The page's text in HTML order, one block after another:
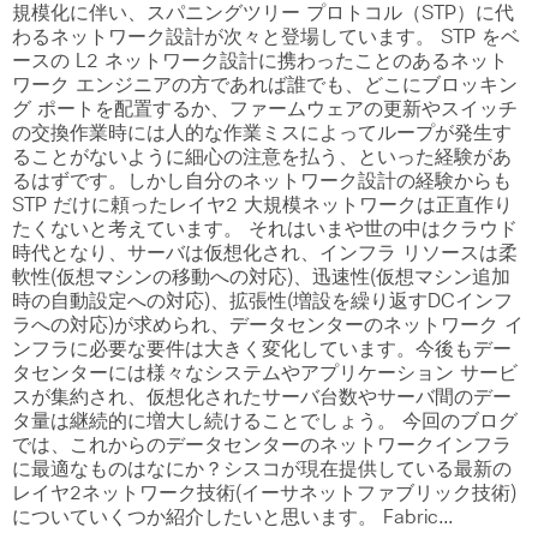
規模化に伴い、スパニングツリー プロトコル（STP）に代
わるネットワーク設計が次々と登場しています。 STP をベ
ースの L2 ネットワーク設計に携わったことのあるネット
ワーク エンジニアの方であれば誰でも、どこにブロッキン
グ ポートを配置するか、ファームウェアの更新やスイッチ
の交換作業時には人的な作業ミスによってループが発生す
ることがないように細心の注意を払う、といった経験があ
るはずです。しかし自分のネットワーク設計の経験からも
STP だけに頼ったレイヤ2 大規模ネットワークは正直作り
たくないと考えています。 それはいまや世の中はクラウド
時代となり、サーバは仮想化され、インフラ リソースは柔
軟性(仮想マシンの移動への対応)、迅速性(仮想マシン追加
時の自動設定への対応)、拡張性(増設を繰り返すDCインフ
ラへの対応)が求められ、データセンターのネットワーク イ
ンフラに必要な要件は大きく変化しています。今後もデー
タセンターには様々なシステムやアプリケーション サービ
スが集約され、仮想化されたサーバ台数やサーバ間のデー
タ量は継続的に増大し続けることでしょう。 今回のブログ
では、これからのデータセンターのネットワークインフラ
に最適なものはなにか？シスコが現在提供している最新の
レイヤ2ネットワーク技術(イーサネットファブリック技術)
についていくつか紹介したいと思います。 Fabric…